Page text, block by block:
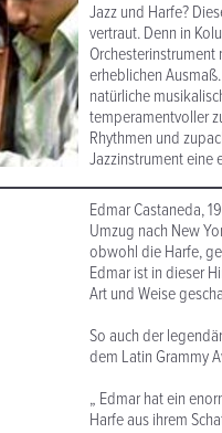
Jazz und Harfe?
vertraut. Denn in
erheblichen
natürliche
temperamentvoller
Rhythmen und
Jazzinstrument eine
Edmar Castaneda,
Umzug nach New
obwohl die Harfe,
Edmar ist in dieser
Art und Weise
So auch der
dem Latin Grammy
„ Edmar hat ein
Harfe aus ihrem